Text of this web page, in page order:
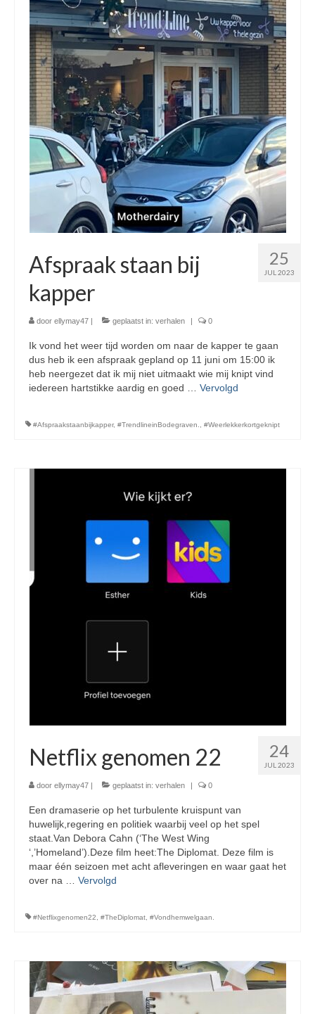
25
JUL 2023
Afspraak staan bij
kapper
door ellymay47 | geplaatst in: verhalen | 0
Ik vond het weer tijd worden om naar de kapper te gaan
dus heb ik een afspraak gepland op 11 juni om 15:00 ik
heb neergezet dat ik mij niet uitmaakt wie mij knipt vind
iedereen hartstikke aardig en goed … Vervolgd
#Afspraakstaanbijkapper, #TrendlineinBodegraven. #Weerlekkerkortgeknipt
24
JUL 2023
Netflix genomen 22
door ellymay47 | geplaatst in: verhalen | 0
Een dramaserie op het turbulente kruispunt van
huwelijk,regering en politiek waarbij veel op het spel
staat.Van Debora Cahn (‘The West Wing
‘,’Homeland’).Deze film heet:The Diplomat. Deze film is
maar één seizoen met acht afleveringen en waar gaat het
over na … Vervolgd
#Netflixgenomen22 #TheDiplomat #Vondhemwelgaan.